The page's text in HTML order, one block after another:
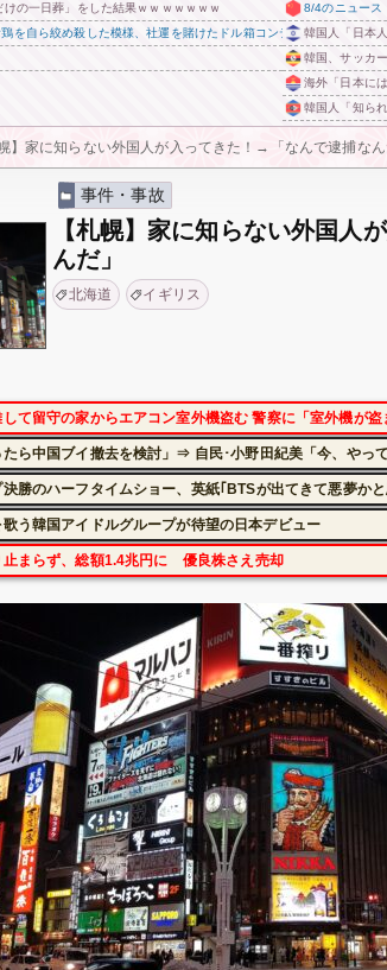
の一日葬」をした結果ｗｗｗｗｗｗｗ
を自ら絞め殺した模様、社運を賭けたドル箱コンテンツが御蔵入り
8/4のニュース
韓国人「日本
韓国、サッカ
海外「日本に
韓国人「知ら
幌】家に知らない外国人が入ってきた！→「なんで逮捕なん
事件・事故
【札幌】家に知らない外国人
んだ」
北海道 イギリス
して留守の家からエアコン室外機盗む 警察に「室外機
ら中国ブイ撤去を検討」⇒ 自民･小野田紀美「今、やって
決勝のハーフタイムショー、英紙｢BTSが出てきて悪夢か
歌う韓国アイドルグループが待望の日本デビュー
止まらず、総額1.4兆円に 優良株さえ売却